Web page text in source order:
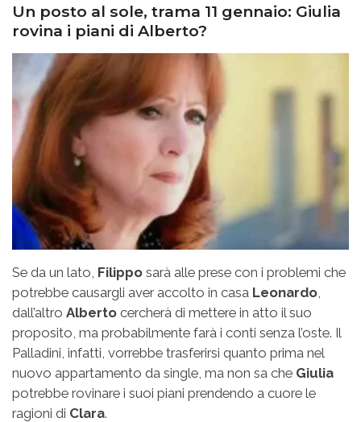
Un posto al sole, trama 11 gennaio: Giulia
rovina i piani di Alberto?
Se da un lato, Filippo sarà alle prese con i problemi che
potrebbe causargli aver accolto in casa Leonardo
dall’altro Alberto cercherà di mettere in atto il suo
proposito, ma probabilmente farà i conti senza l’oste. Il
Palladini, infatti, vorrebbe trasferirsi quanto prima nel
nuovo appartamento da single, ma non sa che Giulia
potrebbe rovinare i suoi piani prendendo a cuore le
ragioni di Clara.